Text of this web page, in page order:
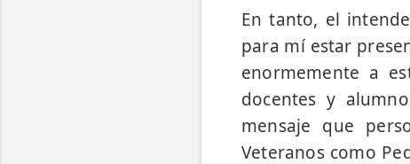
En tanto, el
para mí estar
enormemente a
docentes y
mensaje que
Veteranos como